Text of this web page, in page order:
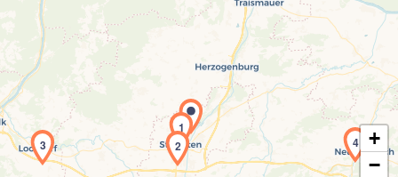
Laden der Karte...
1
2
3 4
+
−